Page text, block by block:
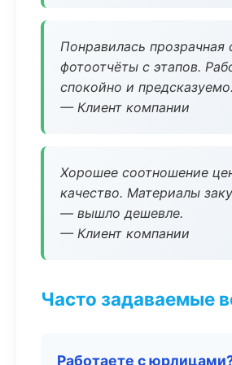
Понравилась прозрачная
фотоотчёты с этапов.
спокойно и предсказуемо.
— Клиент компании
Хорошее соотношение
качество. Материалы
— вышло дешевле.
— Клиент компании
Часто задаваемые
Работаете с